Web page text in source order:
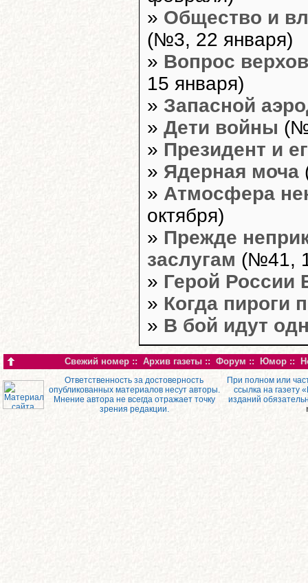
» Общество и
(№3, 22 января)
» Вопрос
15 января)
» Запасной
» Дети войны
» Президент и
» Ядерная моча
» Атмосфера
октября)
» Прежде
заслугам (№41,
» Герой России
» Когда пироги
» В бой идут
Свежий номер :: Архив газеты :: Форум :: Юмор ::
Ответственность за достоверность
опубликованных материалов несут авторы.
Мнение автора не всегда отражает точку
зрения редакции.
При полном или
ссылка на газету
изданий